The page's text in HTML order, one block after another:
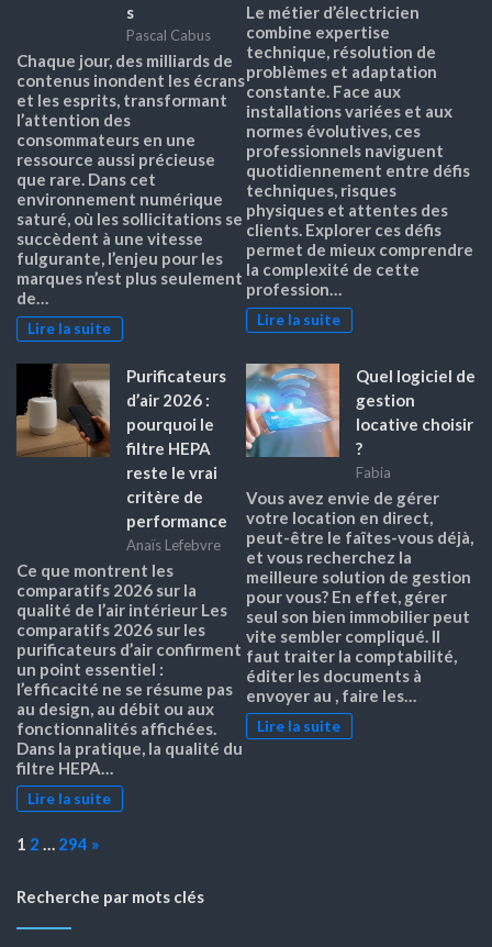
s
Pascal Cabus
Chaque jour, des milliards de
contenus inondent les écrans
et les esprits, transformant
l’attention des
consommateurs en une
ressource aussi précieuse
que rare. Dans cet
environnement numérique
saturé, où les sollicitations se
succèdent à une vitesse
fulgurante, l’enjeu pour les
marques n’est plus seulement
de…
Lire la suite
Le métier d’électricien
combine expertise
technique, résolution de
problèmes et adaptation
constante. Face aux
installations variées et aux
normes évolutives, ces
professionnels naviguent
quotidiennement entre défis
techniques, risques
physiques et attentes des
clients. Explorer ces défis
permet de mieux comprendre
la complexité de cette
profession…
Lire la suite
Purificateurs
d’air 2026 :
pourquoi le
filtre HEPA
reste le vrai
critère de
performance
Anaïs Lefebvre
Ce que montrent les
comparatifs 2026 sur la
qualité de l’air intérieur Les
comparatifs 2026 sur les
purificateurs d’air confirment
un point essentiel :
l’efficacité ne se résume pas
au design, au débit ou aux
fonctionnalités affichées.
Dans la pratique, la qualité du
filtre HEPA…
Lire la suite
Quel logiciel de
gestion
locative choisir
?
Fabia
Vous avez envie de gérer
votre location en direct,
peut-être le faîtes-vous déjà,
et vous recherchez la
meilleure solution de gestion
pour vous? En effet, gérer
seul son bien immobilier peut
vite sembler compliqué. Il
faut traiter la comptabilité,
éditer les documents à
envoyer au , faire les…
Lire la suite
Page:
1 2 … 294 Next
»
Recherche par mots clés